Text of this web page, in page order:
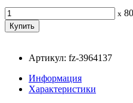
x 80
Артикул: fz-3964137
Информация
Характеристики